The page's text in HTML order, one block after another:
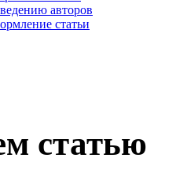
авторов
статьи
статью